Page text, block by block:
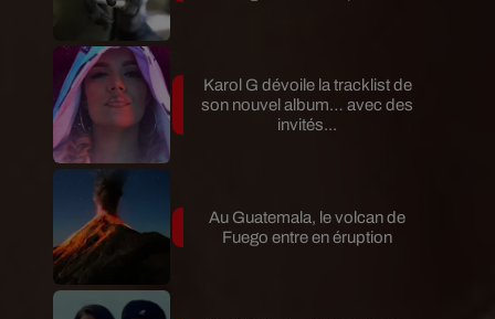
Karol G dévoile la tracklist de
son nouvel album… avec des
invités...
Au Guatemala, le volcan de
Fuego entre en éruption